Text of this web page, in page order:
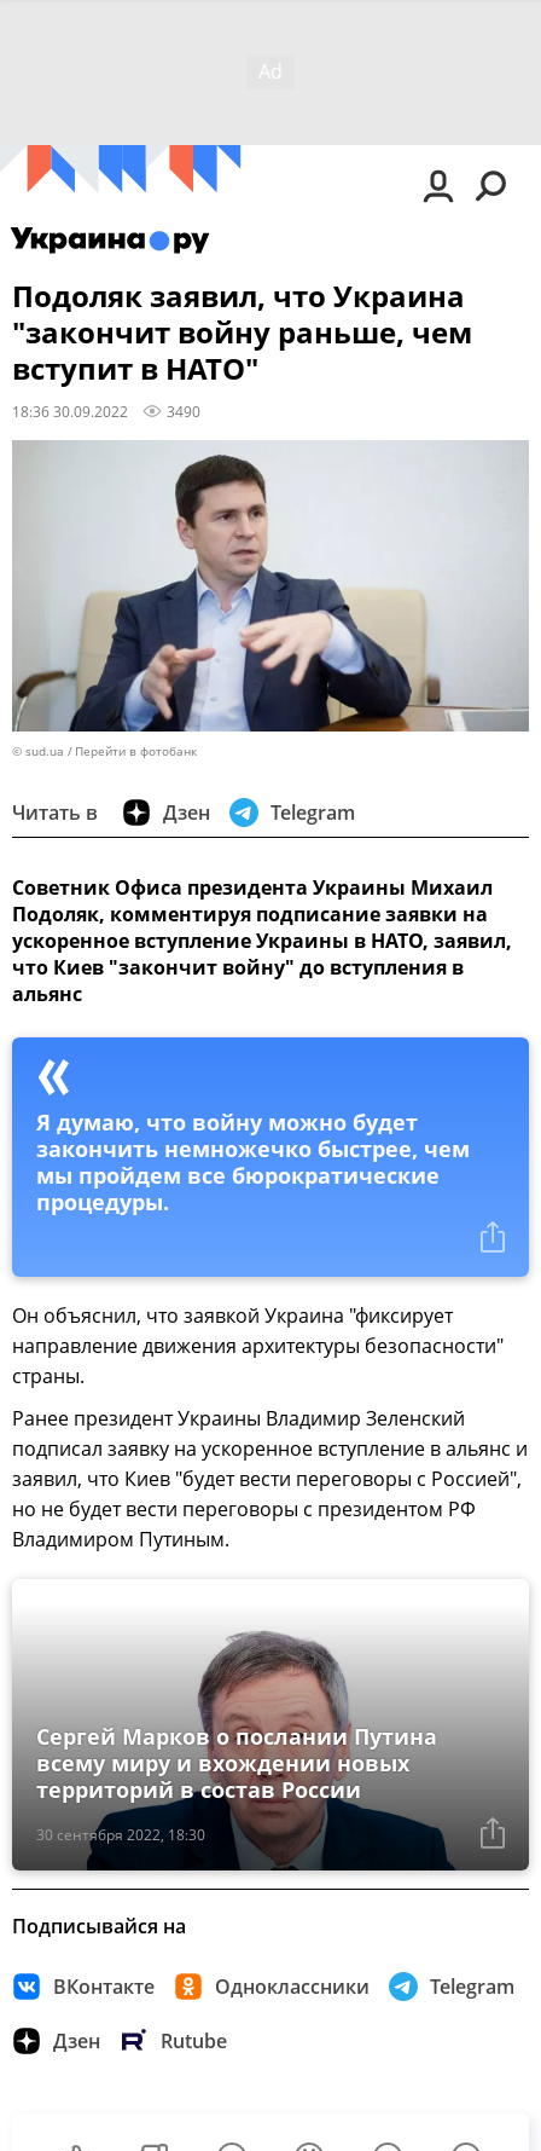
Подоляк заявил, что Украина
"закончит войну раньше, чем
вступит в НАТО"
18:36 30.09.2022 3490
© sud.ua Перейти в фотобанк
Читать в Дзен Telegram
Советник Офиса президента Украины Михаил
Подоляк, комментируя подписание заявки на
ускоренное вступление Украины в НАТО, заявил,
что Киев "закончит войну" до вступления в
альянс
Я думаю, что войну можно будет
закончить немножечко быстрее, чем
мы пройдем все бюрократические
процедуры.
Он объяснил, что заявкой Украина "фиксирует
направление движения архитектуры безопасности"
страны.
Ранее президент Украины Владимир Зеленский
подписал заявку на ускоренное вступление в альянс и
заявил, что Киев "будет вести переговоры с Россией",
но не будет вести переговоры с президентом РФ
Владимиром Путиным.
30 сентября 2022, 18:30
Сергей Марков о послании Путина
всему миру и вхождении новых
территорий в состав России
Подписывайся на
ВКонтакте Одноклассники Telegram
Дзен Rutube